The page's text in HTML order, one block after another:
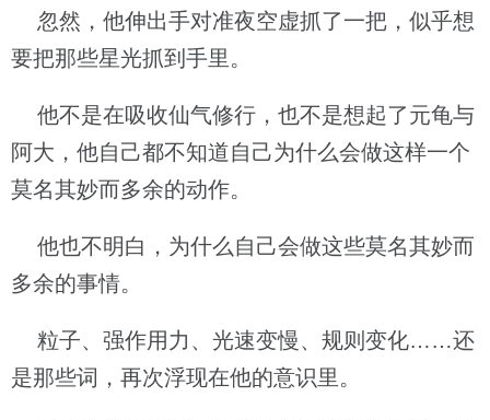
忽然，他伸出手对准夜空虚抓了一把，似乎想
要把那些星光抓到手里。
他不是在吸收仙气修行，也不是想起了元龟与
阿大，他自己都不知道自己为什么会做这样一个
莫名其妙而多余的动作。
他也不明白，为什么自己会做这些莫名其妙而
多余的事情。
粒子、强作用力、光速变慢、规则变化……还
是那些词，再次浮现在他的意识里。